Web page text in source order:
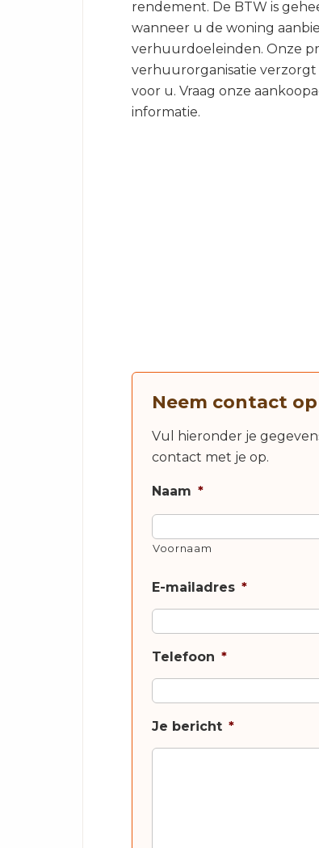
rendement. De BTW is
wanneer u de woning
verhuurdoeleinden. Onze
verhuurorganisatie
voor u. Vraag onze
informatie.
Neem contact
Vul hieronder je
contact met je op.
Naam *
Voornaam
E-mailadres *
Telefoon *
Je bericht *